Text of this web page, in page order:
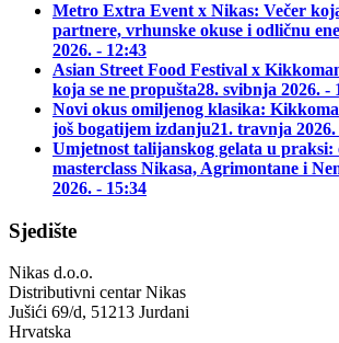
Metro Extra Event x Nikas: Večer
partnere, vrhunske okuse i odličnu
2026. - 12:43
Asian Street Food Festival x
koja se ne propušta28. svibnja 2026. -
Novi okus omiljenog klasika:
još bogatijem izdanju21. travnja 2026.
Umjetnost talijanskog gelata u praksi:
masterclass Nikasa, Agrimontane i
2026. - 15:34
Sjedište
Nikas d.o.o.
Distributivni centar Nikas
Jušići 69/d, 51213 Jurdani
Hrvatska